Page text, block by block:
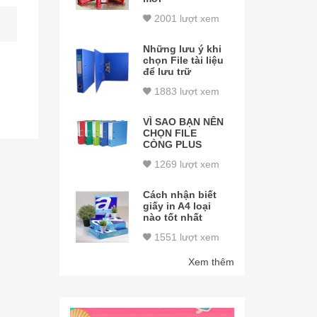
2001 lượt xem
Những lưu ý khi
chọn File tài liệu
để lưu trữ
1883 lượt xem
VÌ SAO BẠN NÊN
CHỌN FILE
CÒNG PLUS
1269 lượt xem
Cách nhận biết
giấy in A4 loại
nào tốt nhất
1551 lượt xem
Xem thêm